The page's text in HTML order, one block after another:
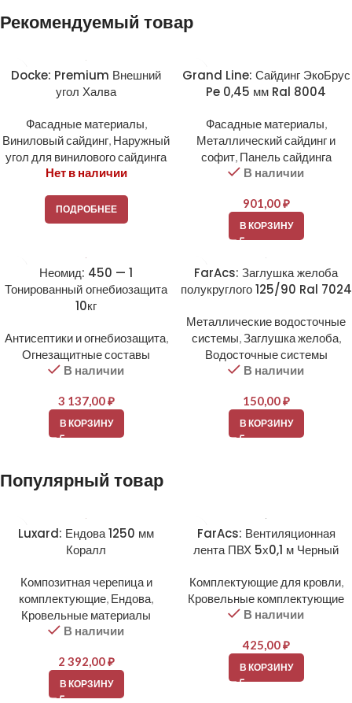
Рекомендуемый товар
Docke: Premium Внешний
угол Халва
Фасадные материалы,
Виниловый сайдинг, Наружный
угол для винилового сайдинга
Нет в наличии
ПОДРОБНЕЕ
Grand Line: Сайдинг ЭкоБрус
Pe 0,45 мм Ral 8004
Фасадные материалы,
Металлический сайдинг и
софит, Панель сайдинга
В наличии
901,00₽
В КОРЗИНУ
Неомид: 450 — 1
Тонированный огнебиозащита
10кг
Антисептики и огнебиозащита,
Огнезащитные составы
В наличии
3 137,00₽
В КОРЗИНУ
FarAcs: Заглушка желоба
полукруглого 125/90 Ral 7024
Металлические водосточные
системы,Заглушка желоба,
Водосточные системы
В наличии
150,00₽
В КОРЗИНУ
Популярный товар
Luxard: Ендова 1250 мм
Коралл
Композитная черепица и
комплектующие, Ендова,
Кровельные материалы
В наличии
2 392,00₽
В КОРЗИНУ
FarAcs: Вентиляционная
лента ПВХ 5х0,1 м Черный
Комплектующие для кровли,
Кровельные комплектующие
В наличии
425,00₽
В КОРЗИНУ